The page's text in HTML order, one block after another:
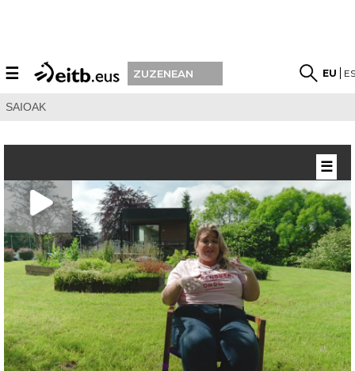
☰ ZUZENEAN EU
SAIOAK
☰